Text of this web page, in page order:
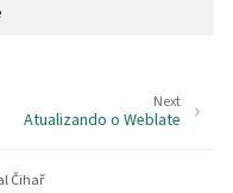
Next
Atualizando o Weblate
Čihař